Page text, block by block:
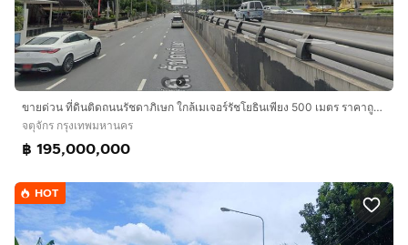
ขายด่วน ที่ดินติดถนนรัชดาภิเษก ใกล้เมเจอร์รัชโยธินเพียง 500 เมตร ราคาถูกที่สุดแปลงสุดท้าย ติดต่อ 063-363-4664
จตุจักร กรุงเทพมหานคร
฿ 195,000,000
HOT